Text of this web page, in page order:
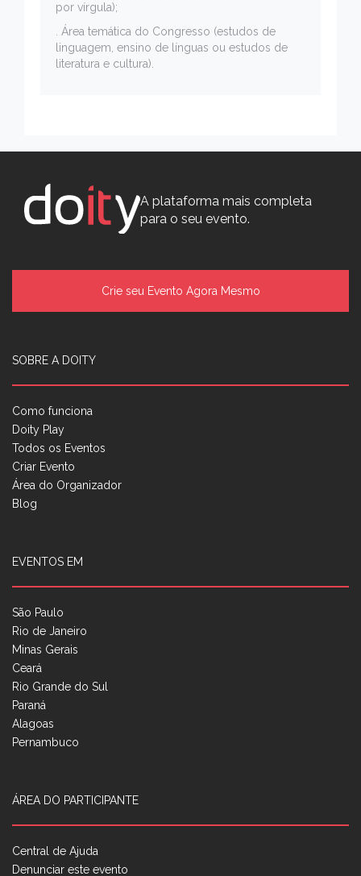
por vírgula);
. Área temática do Congresso (estudos de
linguagem, ensino de línguas ou estudos de
literatura e cultura).
A plataforma mais completa
para o seu evento.
Crie seu Evento Agora Mesmo
SOBRE A DOITY
Como funciona
Doity Play
Todos os Eventos
Criar Evento
Área do Organizador
Blog
EVENTOS EM
São Paulo
Rio de Janeiro
Minas Gerais
Ceará
Rio Grande do Sul
Paraná
Alagoas
Pernambuco
ÁREA DO PARTICIPANTE
Central de Ajuda
Denunciar este evento